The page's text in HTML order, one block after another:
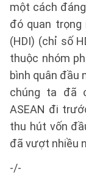
một cách
đó quan
(HDI) (chỉ số
thuộc nhóm
bình quân đầu
chúng ta đã
ASEAN đi
thu hút vốn
đã vượt nhiều
-/-